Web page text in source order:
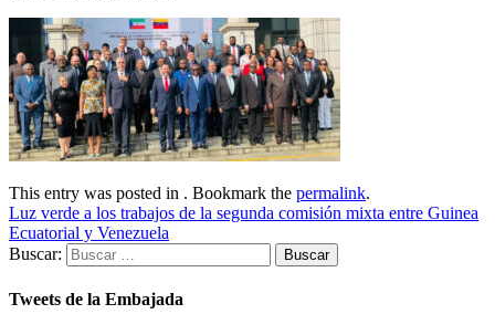
This entry was posted in . Bookmark the permalink.
Luz verde a los trabajos de la segunda comisión mixta entre Guinea
Ecuatorial y Venezuela
Buscar:
Tweets de la Embajada